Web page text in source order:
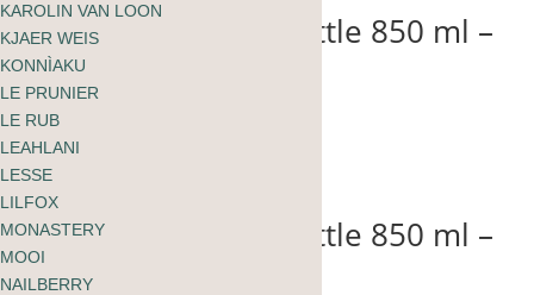
beVIVID drinking bottle 850 ml –
Rebel
CHF42.00
beVIVID drinking bottle 850 ml –
Bubble
KAROLIN VAN LOON
KJAER WEIS
KONNÌAKU
LE PRUNIER
LE RUB
LEAHLANI
LESSE
LILFOX
MONASTERY
MOOI
NAILBERRY